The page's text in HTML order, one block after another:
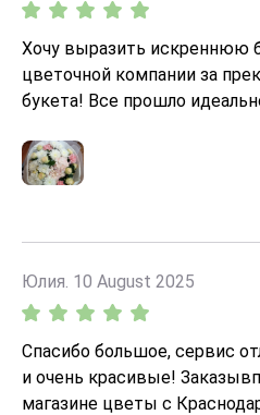
Хочу выразить искреннюю
цветочной компании за
букета! Все прошло
аккуратная и эстетичная.
к деталям и заботливое
уровень сервиса! Буду
и обязательно обращусь
Юлия. 10 August 2025
Спасибо большое, сервис
и очень красивые!
магазине цветы с